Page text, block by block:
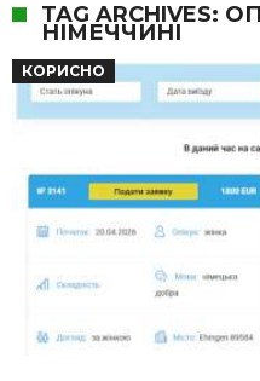
TAG ARCHIVES:
НІМЕЧЧИНІ
КОРИСНО